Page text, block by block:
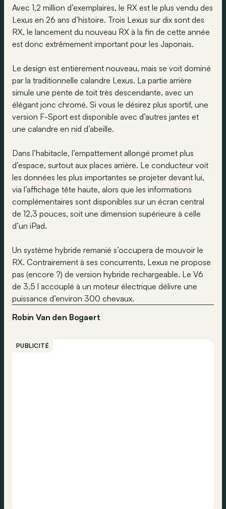
Avec 1,2 million d’exemplaires, le RX est le plus vendu des
Lexus en 26 ans d’histoire. Trois Lexus sur dix sont des
RX, le lancement du nouveau RX à la fin de cette année
est donc extrêmement important pour les Japonais.
Le design est entièrement nouveau, mais se voit dominé
par la traditionnelle calandre Lexus. La partie arrière
simule une pente de toit très descendante, avec un
élégant jonc chromé. Si vous le désirez plus sportif, une
version F-Sport est disponible avec d’autres jantes et
une calandre en nid d’abeille.
Dans l’habitacle, l’empattement allongé promet plus
d’espace, surtout aux places arrière. Le conducteur voit
les données les plus importantes se projeter devant lui,
via l’affichage tête haute, alors que les informations
complémentaires sont disponibles sur un écran central
de 12,3 pouces, soit une dimension supérieure à celle
d’un iPad.
Un système hybride remanié s’occupera de mouvoir le
RX. Contrairement à ses concurrents, Lexus ne propose
pas (encore ?) de version hybride rechargeable. Le V6
de 3,5 l accouplé à un moteur électrique délivre une
puissance d’environ 300 chevaux.
Robin Van den Bogaert
PUBLICITÉ